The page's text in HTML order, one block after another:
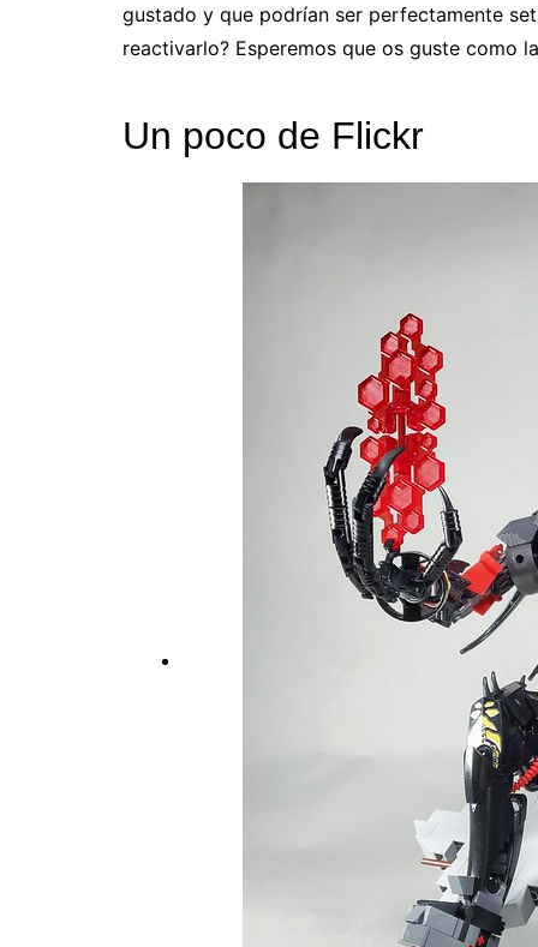
gustado y que podrían ser perfectamente
reactivarlo? Esperemos que os guste como
Un poco de Flickr